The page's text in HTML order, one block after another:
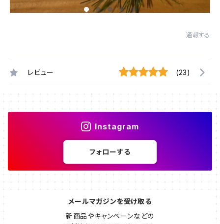
通報する
レビュー (23)
Instagram
フォローする
メールマガジンを受け取る
新商品やキャンペーンなどの